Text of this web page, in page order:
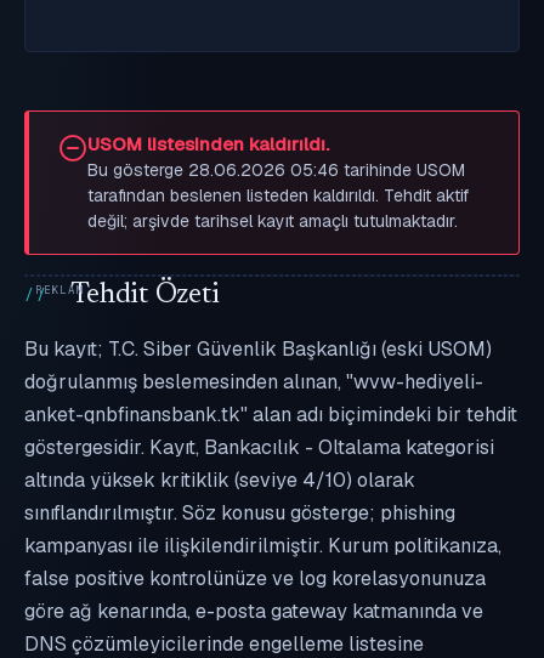
USOM listesinden kaldırıldı.
Bu gösterge 28.06.2026 05:46 tarihinde USOM
tarafından beslenen listeden kaldırıldı. Tehdit aktif
değil; arşivde tarihsel kayıt amaçlı tutulmaktadır.
Tehdit Özeti
Bu kayıt; T.C. Siber Güvenlik Başkanlığı (eski USOM)
doğrulanmış beslemesinden alınan, "wvw-hediyeli-
anket-qnbfinansbank.tk" alan adı biçimindeki bir tehdit
göstergesidir. Kayıt, Bankacılık - Oltalama kategorisi
altında yüksek kritiklik (seviye 4/10) olarak
sınıflandırılmıştır. Söz konusu gösterge; phishing
kampanyası ile ilişkilendirilmiştir. Kurum politikanıza,
false positive kontrolünüze ve log korelasyonunuza
göre ağ kenarında, e-posta gateway katmanında ve
DNS çözümleyicilerinde engelleme listesine